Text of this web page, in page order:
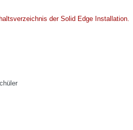
der Solid Edge Installation.